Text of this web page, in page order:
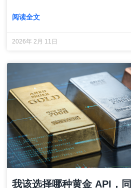
阅读全文
2026年 2月 11日
我该选择哪种黄金 API，